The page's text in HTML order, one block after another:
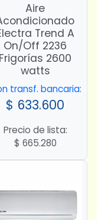
Aire
Trend A
On/Off 2236
Frigorías 2600
watts
transf. bancaria:
$ 633.600
Precio de lista:
$ 665.280